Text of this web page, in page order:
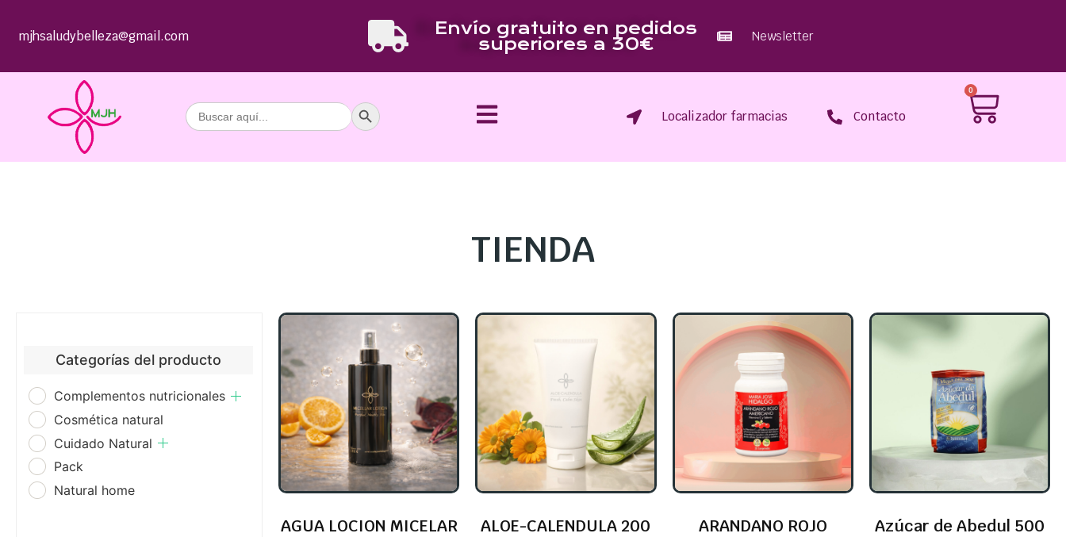
mjhsaludybelleza@gmail.com Envío gratuito en pedidos
superiores a 30€ Newsletter
Buscar: Botón de búsqueda
Localizador farmacias Contacto
0
TIENDA
Categorías del producto
Complementos nutricionales
Cosmética natural
Cuidado Natural
Pack
Natural home
AGUA LOCION MICELAR
ALOE-CALENDULA 200
ARANDANO ROJO
Azúcar de Abedul 500